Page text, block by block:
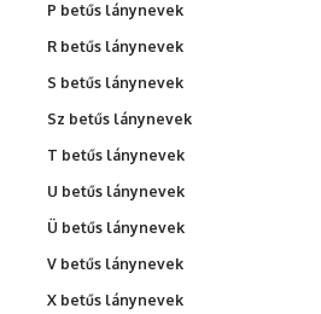
P betűs lánynevek
R betűs lánynevek
S betűs lánynevek
Sz betűs lánynevek
T betűs lánynevek
U betűs lánynevek
Ü betűs lánynevek
V betűs lánynevek
X betűs lánynevek